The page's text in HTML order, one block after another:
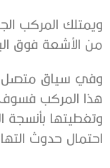
من الأشعة فوق
وفي سياق متصل،
هذا المركب فسوف
وتغطيتها بأنسجة
احتمال حدوث